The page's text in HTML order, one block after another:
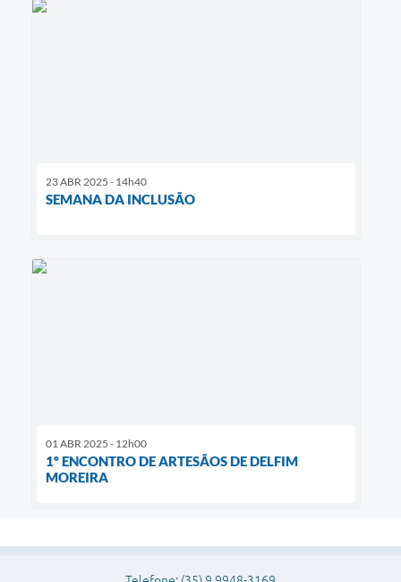
23 ABR 2025 - 14h40
SEMANA DA INCLUSÃO
01 ABR 2025 - 12h00
1º ENCONTRO DE ARTESÃOS DE DELFIM
MOREIRA